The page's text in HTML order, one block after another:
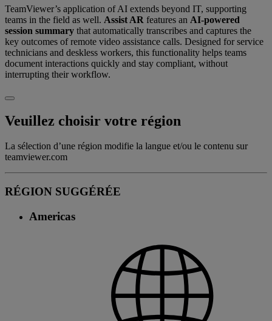
TeamViewer’s application of AI extends beyond IT, supporting
teams in the field as well. Assist AR features an AI-powered
session summary that automatically transcribes and captures the
key outcomes of remote video assistance calls. Designed for service
technicians and deskless workers, this functionality helps teams
document interactions quickly and stay compliant, without
interrupting their workflow.
Veuillez choisir votre région
La sélection d’une région modifie la langue et/ou le contenu sur
teamviewer.com
RÉGION SUGGÉRÉE
Americas